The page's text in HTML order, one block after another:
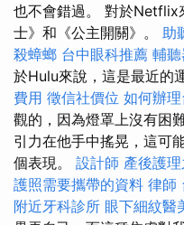
也不會錯過。 對於Netflix
士》和《公主開關》。 助
殺蟑螂 台中眼科推薦 輔
於Hulu來說，這是最近的
費用 徵信社價位 如何辦
觀的，因為燈罩上沒有困
引力在他手中搖晃，這可
個表現。 設計師 產後護
護照需要攜帶的資料 律師
附近牙科診所 眼下細紋醫